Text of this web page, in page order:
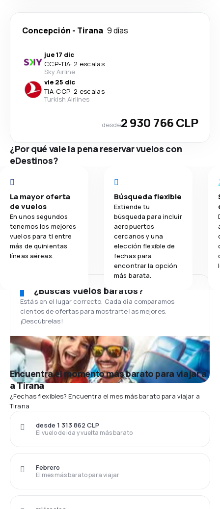
Concepción - Tirana 9 días
jue 17 dic
CCP-TIA· 2 escalas
Sky Airline
vie 25 dic
TIA-CCP· 2 escalas
Turkish Airlines
desde2 930 766 CLP
¿Por qué vale la pena reservar vuelos con
eDestinos?
La mayor oferta
de vuelos
En unos segundos
tenemos los mejores
vuelos para ti entre
más de quinientas
líneas aéreas.
Búsqueda flexible
Extiende tu
búsqueda para incluir
aeropuertos
cercanos y una
elección flexible de
fechas para
encontrar la opción
más barata.
¿Buscas vuelos baratos?
Estás en el lugar correcto. Cada día comparamos
cientos de ofertas para mostrarte las mejores.
¡Descúbrelas!
Encuentra el momento más barato para viajar a
a Tirana
¿Fechas flexibles? Encuentra el mes más barato para viajar a
Tirana
El vuelo de ida y vuelta más barato
desde 1 313 862 CLP
El mes más barato para viajar
Febrero